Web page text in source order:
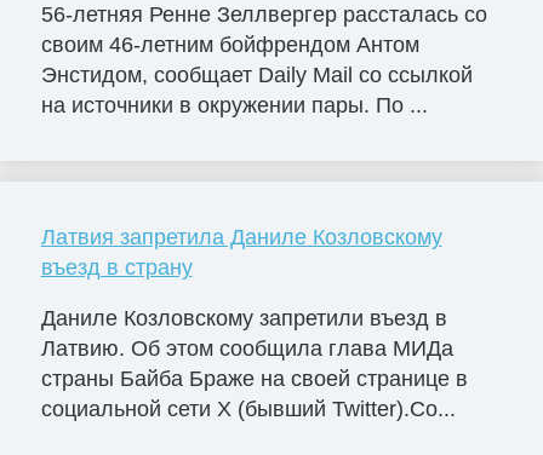
56-летняя Ренне Зеллвергер рассталась со
своим 46-летним бойфрендом Антом
Энстидом, сообщает Daily Mail со ссылкой
на источники в окружении пары. По ...
Латвия запретила Даниле Козловскому
въезд в страну
Даниле Козловскому запретили въезд в
Латвию. Об этом сообщила глава МИДа
страны Байба Браже на своей странице в
социальной сети X (бывший Twitter).Со...